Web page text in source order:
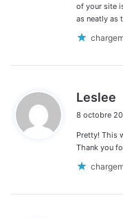
of your site
as neatly as
Leslee
t
:
8 octobre
Pretty! This
Thank you